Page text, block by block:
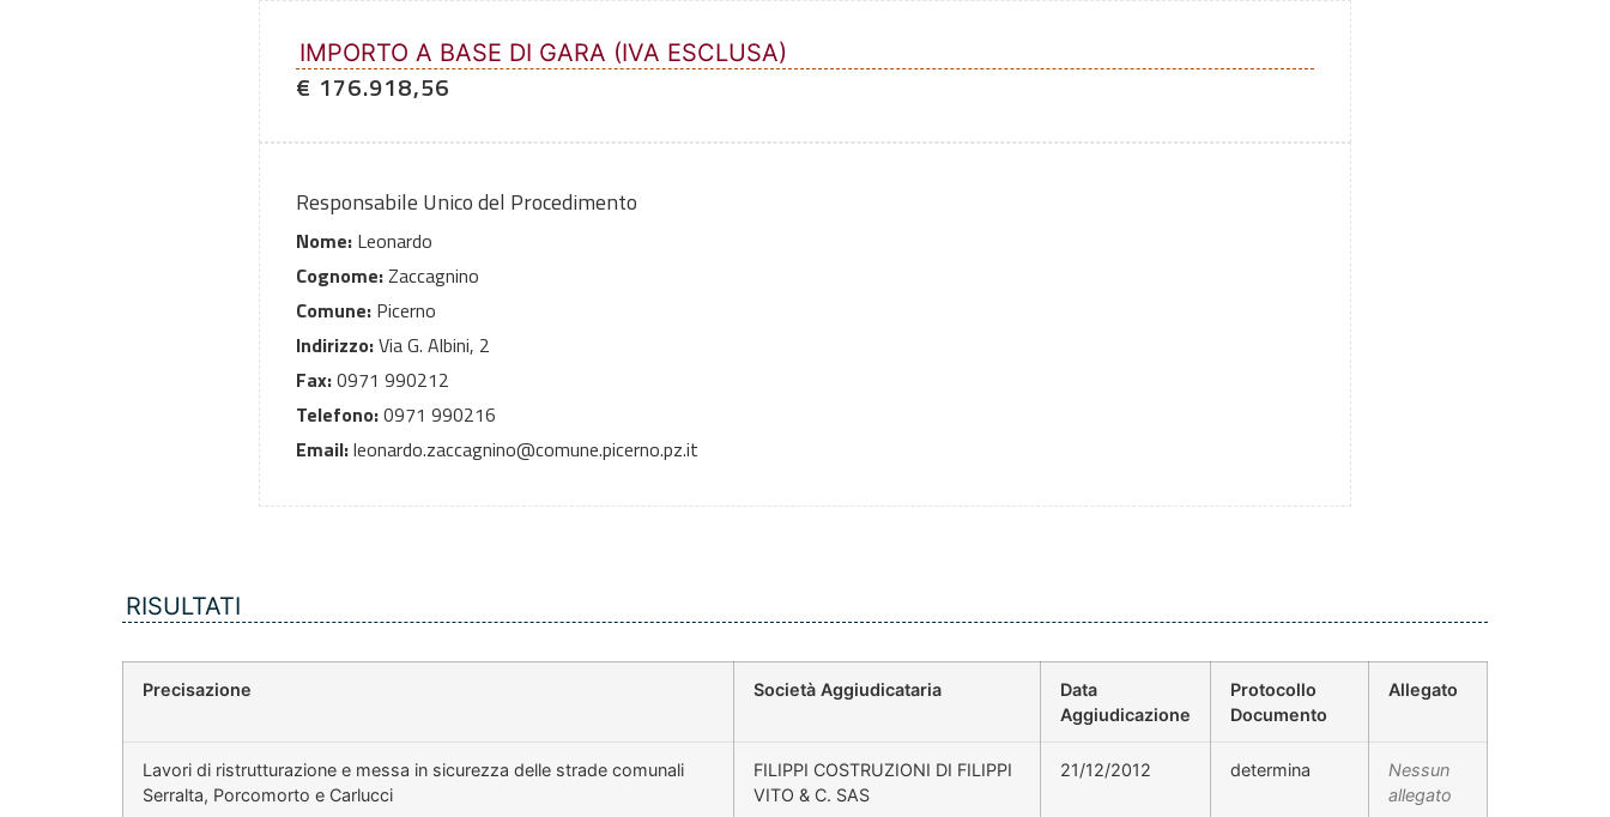
IMPORTO A BASE DI GARA (IVA ESCLUSA)
€ 176.918,56
Responsabile Unico del Procedimento
Nome: Leonardo
Cognome:Zaccagnino
Comune: Picerno
Indirizzo:Via G. Albini, 2
Fax:0971 990212
Telefono:0971 990216
Email:leonardo.zaccagnino@comune.picerno.pz.it
RISULTATI
Precisazione Società Aggiudicataria
Data
Aggiudicazione
Protocollo
Documento
Allegato
Lavori di ristrutturazione e messa in sicurezza delle strade comunali
Serralta, Porcomorto e Carlucci
FILIPPI COSTRUZIONI DI FILIPPI
VITO & C. SAS
21/12/2012 determina
Nessun
allegato